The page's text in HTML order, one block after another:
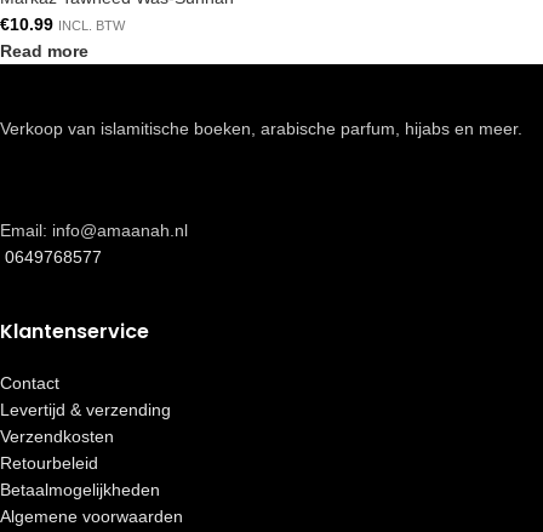
€10.99 INCL. BTW
Read more
Verkoop van islamitische boeken, arabische parfum, hijabs en meer.
Email: info@amaanah.nl
0649768577
Klantenservice
Contact
Levertijd & verzending
Verzendkosten
Retourbeleid
Betaalmogelijkheden
Algemene voorwaarden